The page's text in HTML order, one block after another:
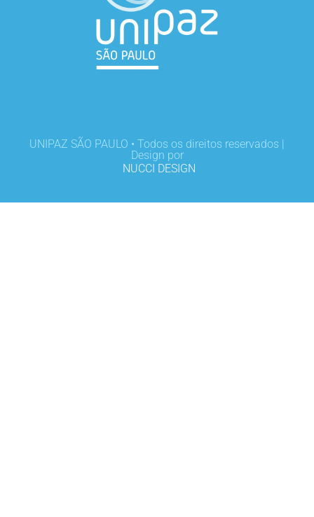
UNIPAZ SÃO PAULO • Todos os direitos reservados |
Design por
NUCCI DESIGN